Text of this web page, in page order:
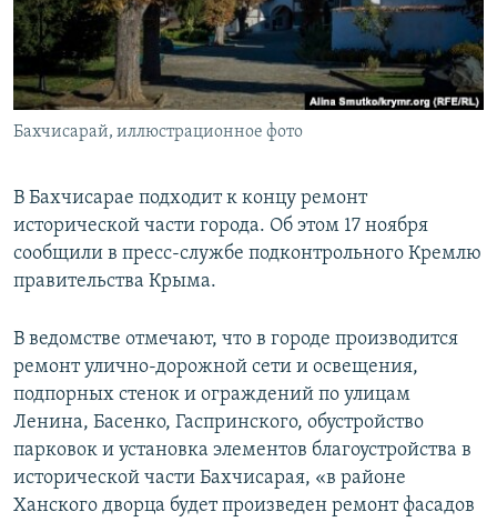
ПОБЕДИТЕЛЕЙ НЕ СУДЯТ?
КРЫМ.НЕПОКОРЕННЫЙ
ELIFBE
УКРАИНСКАЯ ПРОБЛЕМА КРЫМА
ПРИСОЕДИНЯЙТЕСЬ!
Бахчисарай, иллюстрационное фото
В Бахчисарае подходит к концу ремонт
исторической части города. Об этом 17 ноября
сообщили в пресс-службе подконтрольного Кремлю
правительства Крыма.
В ведомстве отмечают, что в городе производится
ремонт улично-дорожной сети и освещения,
подпорных стенок и ограждений по улицам
Ленина, Басенко, Гаспринского, обустройство
парковок и установка элементов благоустройства в
исторической части Бахчисарая, «в районе
Ханского дворца будет произведен ремонт фасадов